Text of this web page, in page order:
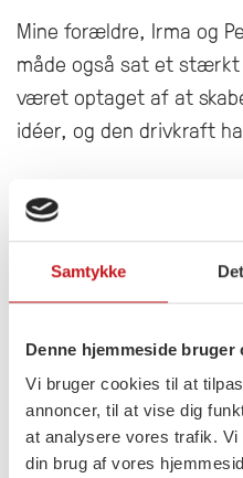
Samtykke
Denne hjemmeside bruger
Vi bruger cookies til at
annoncer, til at vise dig
at analysere vores trafik.
din brug af vores
Mine forældre, Irma og
måde også sat et
været optaget af at
idéer, og den drivkraft
Mine søskende bor
har vi rødderne solidt
vores hjem.
som menneske, end
Jeg er en ildsjæl, drevet
forskel. Politik handler